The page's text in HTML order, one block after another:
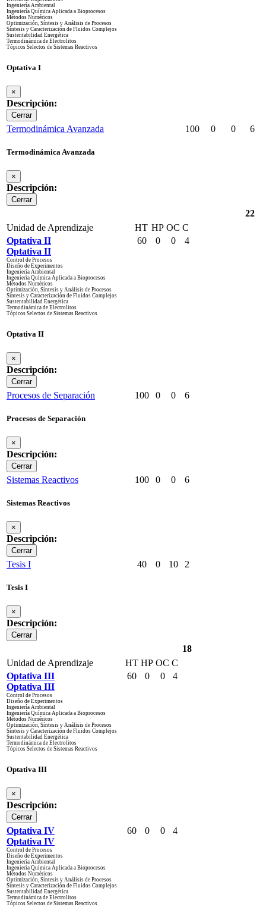
Ingeniería Ambiental
Ingeniería Química Aplicada a Bioprocesos
Métodos Numéricos
Optimización, Síntesis y Análisis de Procesos
Síntesis y Caracterización de Fluidos Complejos
Sustentabilidad Energética
Termodinámica de Electrolitos
Tópicos Selectos de Sistemas Reactivos
Optativa I
×
Descripción:
Cerrar
Termodinámica Avanzada
Termodinámica Avanzada
×
Descripción:
Cerrar
100 0 0 6
22
Unidad de Aprendizaje
HT HP OC C
Optativa II
Optativa II
Control de Procesos
Diseño de Experimentos
Ingeniería Ambiental
Ingeniería Química Aplicada a Bioprocesos
Métodos Numéricos
Optimización, Síntesis y Análisis de Procesos
Síntesis y Caracterización de Fluidos Complejos
Sustentabilidad Energética
Termodinámica de Electrolitos
Tópicos Selectos de Sistemas Reactivos
Optativa II
×
Descripción:
Cerrar
60 0 0 4
Procesos de Separación
Procesos de Separación
×
Descripción:
Cerrar
100 0 0 6
Sistemas Reactivos
Sistemas Reactivos
×
Descripción:
Cerrar
100 0 0 6
Tesis I
Tesis I
×
Descripción:
Cerrar
40 0 10 2
18
Unidad de Aprendizaje
HT HP OC C
Optativa III
Optativa III
Control de Procesos
Diseño de Experimentos
Ingeniería Ambiental
Ingeniería Química Aplicada a Bioprocesos
Métodos Numéricos
Optimización, Síntesis y Análisis de Procesos
Síntesis y Caracterización de Fluidos Complejos
Sustentabilidad Energética
Termodinámica de Electrolitos
Tópicos Selectos de Sistemas Reactivos
Optativa III
×
Descripción:
Cerrar
60 0 0 4
Optativa IV
Optativa IV
Control de Procesos
Diseño de Experimentos
Ingeniería Ambiental
Ingeniería Química Aplicada a Bioprocesos
Métodos Numéricos
Optimización, Síntesis y Análisis de Procesos
Síntesis y Caracterización de Fluidos Complejos
Sustentabilidad Energética
Termodinámica de Electrolitos
Tópicos Selectos de Sistemas Reactivos
60 0 0 4